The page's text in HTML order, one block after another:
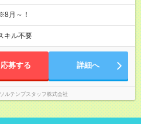
月～！
キル不要
応募する 詳細へ
ルテンプスタッフ株式会社